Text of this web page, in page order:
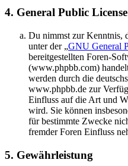
4. General Public License
Du nimmst zur Kenntnis,
unter der „GNU General
bereitgestellten Foren-
(www.phpbb.com)
werden durch die
www.phpbb.de zur
Einfluss auf die Art und
wird. Sie können
für bestimmte Zwecke
fremder Foren Einfluss
5. Gewährleistung